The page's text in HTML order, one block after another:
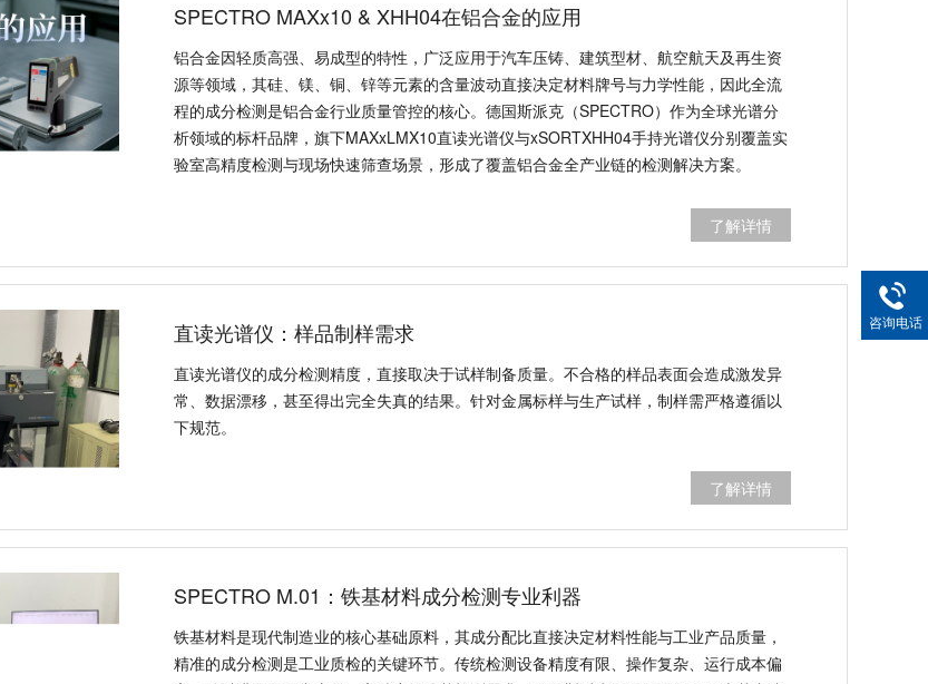
SPECTRO MAXx10 & XHH04在铝合金的应用
铝合金因轻质高强、易成型的特性，广泛应用于汽车压铸、建筑型材、航空航天及再生资
源等领域，其硅、镁、铜、锌等元素的含量波动直接决定材料牌号与力学性能，因此全流
程的成分检测是铝合金行业质量管控的核心。德国斯派克（SPECTRO）作为全球光谱分
析领域的标杆品牌，旗下MAXxLMX10直读光谱仪与xSORTXHH04手持光谱仪分别覆盖实
验室高精度检测与现场快速筛查场景，形成了覆盖铝合金全产业链的检测解决方案。
了解详情
直读光谱仪：样品制样需求
直读光谱仪的成分检测精度，直接取决于试样制备质量。不合格的样品表面会造成激发异
常、数据漂移，甚至得出完全失真的结果。针对金属标样与生产试样，制样需严格遵循以
下规范。
了解详情
SPECTRO M.01：铁基材料成分检测专业利器
铁基材料是现代制造业的核心基础原料，其成分配比直接决定材料性能与工业产品质量，
精准的成分检测是工业质检的关键环节。传统检测设备精度有限、操作复杂、运行成本偏
咨询电话